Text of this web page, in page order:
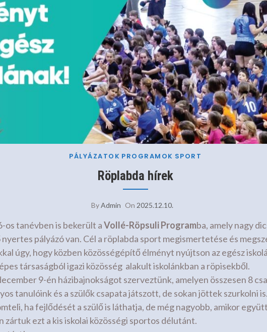
PÁLYÁZATOK PROGRAMOK SPORT
Röplabda hírek
ByAdmin On 2025.12.10.
os tanévben is bekerült aVollé-Röpsuli Programba, amely nagy
nyertes pályázó van. Cél a röplabda sport megismertetése és
úgy, hogy közben közösségépítő élményt nyújtson az egész
társaságból igazi közösség alakult iskolánkban a röpisekből.
9-én házibajnokságot szerveztünk, amelyen összesen 8
tanulóink és a szülők csapata játszott, de sokan jöttek szurkolni
ha fejlődését a szülő is láthatja, de még nagyobb, amikor
zártuk ezt a kis iskolai közösségi sportos délutánt.